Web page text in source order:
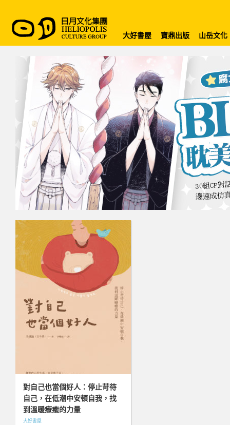
大好書屋 寶鼎出版 山岳文化
對自己也當個好人：停止苛待
自己，在低潮中安頓自我，找
到溫暖療癒的力量
大好書屋